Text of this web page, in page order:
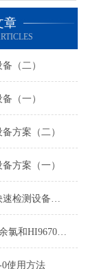
章
（二）
（一）
方案（二）
方案（一）
医疗与传染病监督快速检测设备方案（一）
意大利哈纳HI97701余氯和HI96701余氯的区别
0使用方法